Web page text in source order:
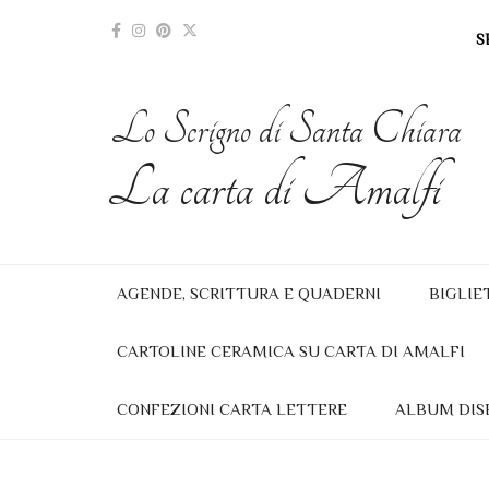
Lo Scrigno di Santa Chiara
La carta di Amalfi
AGENDE, SCRITTURA E QUADERNI
CARTOLINE CERAMICA SU CARTA DI AMALFI
CONFEZIONI CARTA LETTERE ALBUM